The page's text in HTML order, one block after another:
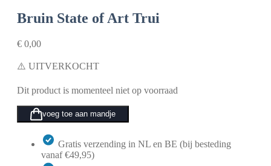
Bruin State of Art Trui
€ 0,00
⚠️ UITVERKOCHT
Dit product is momenteel niet op voorraad
voeg toe aan mandje
Gratis verzending in NL en BE (bij besteding
vanaf €49,95)